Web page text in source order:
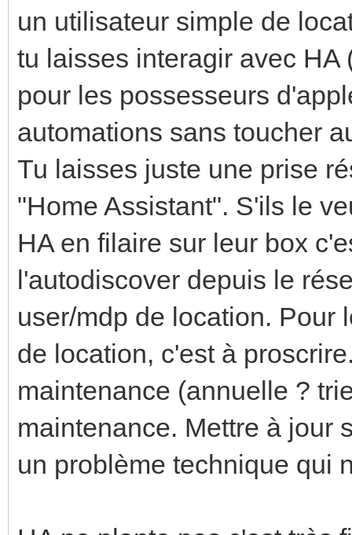
un utilisateur simple de
tu laisses interagir avec
pour les possesseurs
automations sans toucher
Tu laisses juste une prise
"Home Assistant". S'ils le
HA en filaire sur leur box
l'autodiscover depuis le
user/mdp de location. Pour
de location, c'est à
maintenance (annuelle ?
maintenance. Mettre à jour
un problème technique qui